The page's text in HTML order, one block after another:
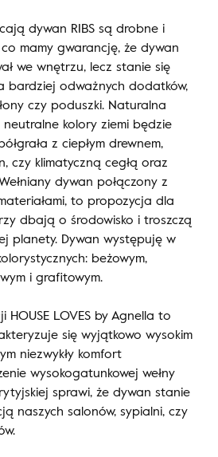
dywan RIBS są drobne i
mamy gwarancję, że dywan
we wnętrzu, lecz stanie się
bardziej odważnych dodatków,
czy poduszki. Naturalna
kolory ziemi będzie
z ciepłym drewnem,
czy klimatyczną cegłą oraz
dywan połączony z
to propozycja dla
dbają o środowisko i troszczą
planety. Dywan występuję w
beżowym,
i grafitowym.
HOUSE LOVES by Agnella to
się wyjątkowo wysokim
niezwykły komfort
wysokogatunkowej wełny
sprawi, że dywan stanie
naszych salonów, sypialni, czy